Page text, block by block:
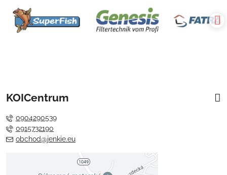
KOICentrum
0904290539
0915732190
obchod@jenkie.eu